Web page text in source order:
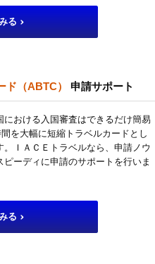
る
（ABTC） 申請サポート
おける入国審査はできるだけ簡易
を大幅に短縮トラベルカードとし
ＩＡＣＥトラベルなら、申請ノウ
ーディに申請のサポートを行いま
る